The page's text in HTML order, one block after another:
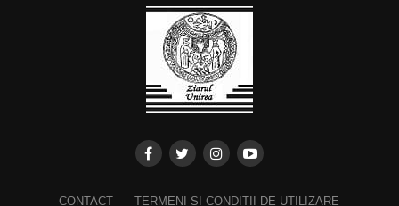
CONTACT TERMENI ȘI CONDIȚII DE UTILIZARE